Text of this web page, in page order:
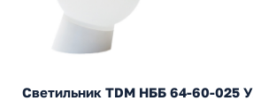
Светильник TDM НББ 64-60-025